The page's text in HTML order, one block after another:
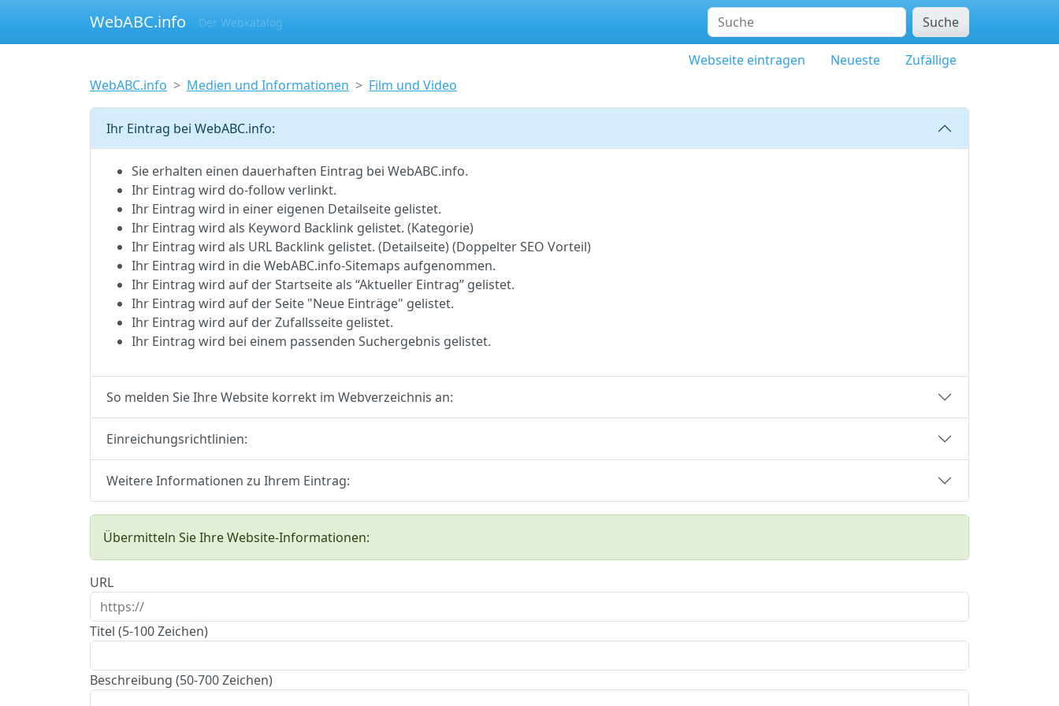
WebABC.info Der Webkatalog Suche
Webseite eintragen Neueste
Zufällige
WebABC.info
Medien und Informationen Film und Video
Ihr Eintrag bei WebABC.info:
Sie erhalten einen dauerhaften Eintrag bei WebABC.info.
Ihr Eintrag wird do-follow verlinkt.
Ihr Eintrag wird in einer eigenen Detailseite gelistet.
Ihr Eintrag wird als Keyword Backlink gelistet. (Kategorie)
Ihr Eintrag wird als URL Backlink gelistet. (Detailseite) (Doppelter SEO Vorteil)
Ihr Eintrag wird in die WebABC.info-Sitemaps aufgenommen.
Ihr Eintrag wird auf der Startseite als “Aktueller Eintrag” gelistet.
Ihr Eintrag wird auf der Seite "Neue Einträge" gelistet.
Ihr Eintrag wird auf der Zufallsseite gelistet.
Ihr Eintrag wird bei einem passenden Suchergebnis gelistet.
So melden Sie Ihre Website korrekt im Webverzeichnis an:
Einreichungsrichtlinien:
Weitere Informationen zu Ihrem Eintrag:
Übermitteln Sie Ihre Website-Informationen:
URL
Titel (5-100 Zeichen)
Beschreibung (50-700 Zeichen)